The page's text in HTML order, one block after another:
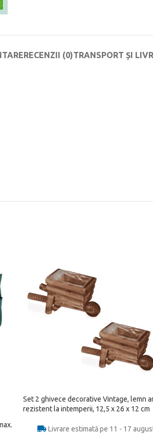
RECENZII (0)TRANSPORT ȘI
Set 2 ghivece decorative Vintage, lemn
rezistent la intemperii, 12,5 x 26 x 12 cm
Livrare estimată pe 11 - 17